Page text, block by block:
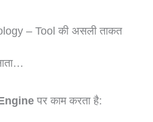
– Tool की असली ताकत
पर काम करता है: